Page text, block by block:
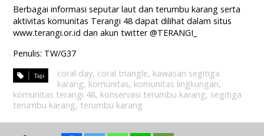
Berbagai informasi seputar laut dan terumbu karang serta
aktivitas komunitas Terangi 48 dapat dilihat dalam situs
www.terangi.or.id dan akun twitter @TERANGI_
Penulis: TW/G37
coral day, coral triangle, kawasan segitiga
karang, komunitas, komunitas lingkungan,
komunitas terangi 48, konservasi terumbu karang, segitiga
terumbu karang, terumbu karang